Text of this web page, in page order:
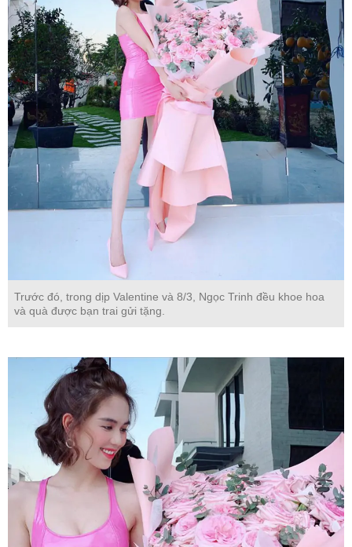
Trước đó, trong dịp Valentine và 8/3, Ngọc Trinh đều khoe hoa
và quà được bạn trai gửi tặng.